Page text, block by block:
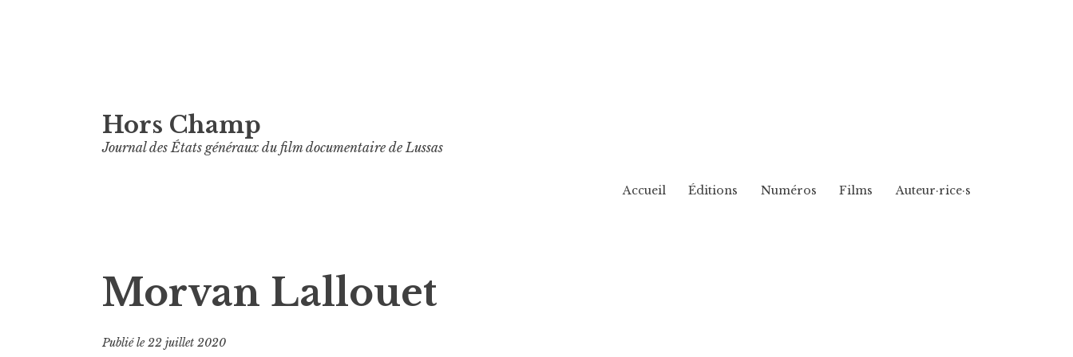
au
contenu
Hors Champ
Journal des États généraux du film documentaire de Lussas
Accueil Éditions Numéros Films Auteur·rice·s
Morvan Lallouet
Publié le22 juillet 2020